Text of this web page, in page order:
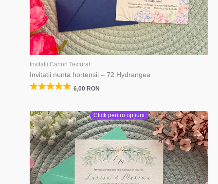
Invitații Carton Texturat
Invitatii nunta hortensii – 72 Hydrangea
6,00 RON
Click pentru opțiuni